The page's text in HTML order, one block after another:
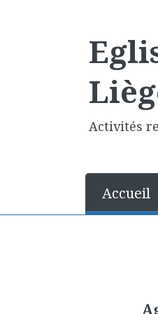
Activités
Accueil